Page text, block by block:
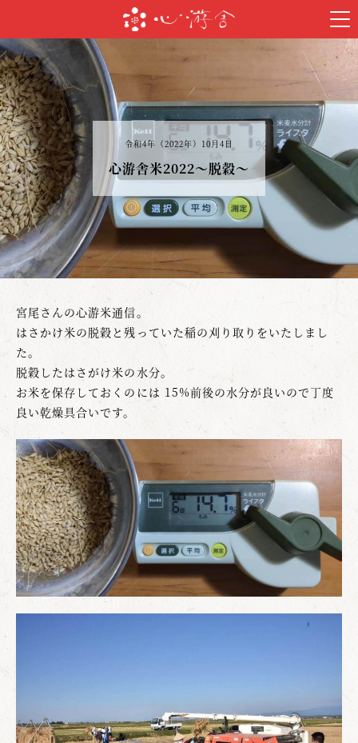
令和4年（2022年）10月4日
心游舎米2022～脱穀～
宮尾さんの心游米通信。
はさかけ米の脱穀と残っていた稲の刈り取りをいたしまし
た。
脱穀したはさがけ米の水分。
お米を保存しておくのには 15%前後の水分が良いので丁度
良い乾燥具合いです。